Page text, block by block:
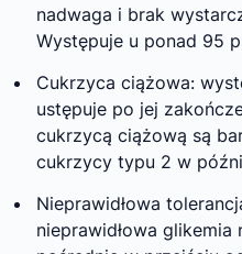
nadwaga i brak
Występuje u ponad 95
Cukrzyca ciążowa:
ustępuje po jej
cukrzycą ciążową są
cukrzycy typu 2 w
Nieprawidłowa
nieprawidłowa